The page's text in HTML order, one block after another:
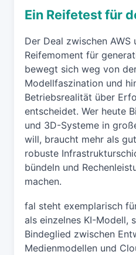
Ein Reifetest für
Der Deal zwischen
Reifemoment für
bewegt sich weg von
Modellfaszination und
Betriebsrealität über
entscheidet. Wer heute
und 3D-Systeme in
will, braucht mehr als
robuste
bündeln und
machen.
fal steht exemplarisch
als einzelnes KI-Modell,
Bindeglied zwischen
Medienmodellen und